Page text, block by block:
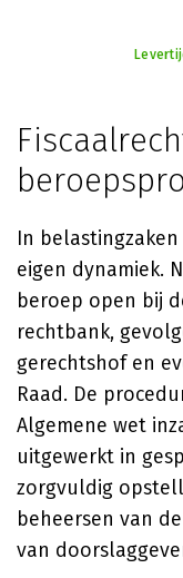
In
eigen dynamiek.
beroep open bij
rechtbank,
gerechtshof en
Raad. De
Algemene wet
uitgewerkt in
zorgvuldig
beheersen van
van